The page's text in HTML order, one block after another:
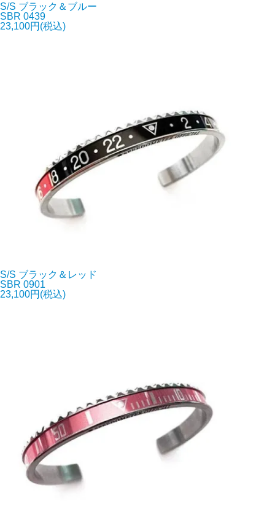
S/S ブラック＆ブルー
SBR 0439
23,100円(税込)
S/S ブラック＆レッド
SBR 0901
23,100円(税込)